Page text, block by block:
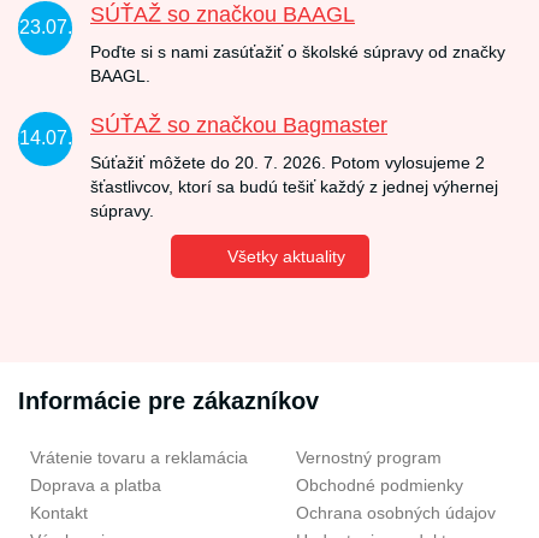
23.07.
SÚŤAŽ so značkou BAAGL
Poďte si s nami zasúťažiť o školské súpravy od značky
BAAGL.
14.07.
SÚŤAŽ so značkou Bagmaster
Súťažiť môžete do 20. 7. 2026. Potom vylosujeme 2
šťastlivcov, ktorí sa budú tešiť každý z jednej výhernej
súpravy.
Všetky aktuality
Informácie pre zákazníkov
Vrátenie tovaru a reklamácia
Doprava a platba
Kontakt
Vernostný program
Obchodné podmienky
Ochrana osobných údajov